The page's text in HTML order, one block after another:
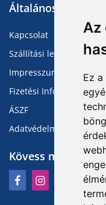
Az
Ez
Általános
Kapcsolat
Szállítási lehetőségek
Impresszum
Fizetési Információk
ÁSZF
Adatvédelmi Tájékoztató
Kövess minket